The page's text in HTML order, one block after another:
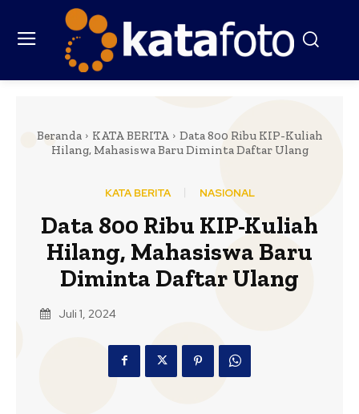
Beranda KATA BERITA
Data 800 Ribu KIP-Kuliah
Hilang, Mahasiswa Baru Diminta Daftar Ulang
KATA BERITA NASIONAL
Data 800 Ribu KIP-Kuliah
Hilang, Mahasiswa Baru
Diminta Daftar Ulang
Juli 1, 2024